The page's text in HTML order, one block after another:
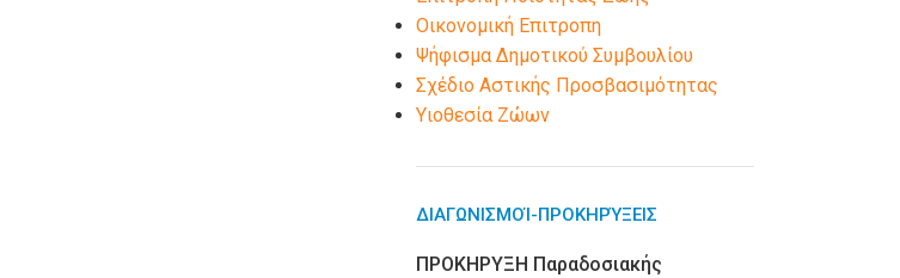
Οικονομική Επιτροπη
Ψήφισμα Δημοτικού Συμβουλίου
Σχέδιο Αστικής Προσβασιμότητας
Υιοθεσία Ζώων
ΔΙΑΓΩΝΙΣΜΟΊ-ΠΡΟΚΗΡΎΞΕΙΣ
ΠΡΟΚΗΡΥΞΗ Παραδοσιακής